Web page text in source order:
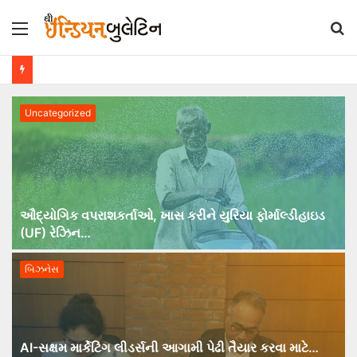
Menu
Uncategorized
ઔદ્યોગિક વપરાશકર્તાઓ, ખાસ કરીને યુરિયા ફોર્માલ્ડીહાઇડ
(UF) રેઝિન…
બિઝનેસ
AI-સક્ષમ માર્કેટિંગ લીડર્સની આગામી પેઢી તૈયાર કરવા માટે…